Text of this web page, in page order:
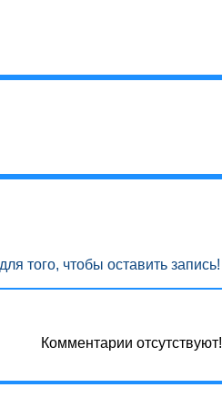
того, чтобы оставить запись!
Комментарии отсутствуют!